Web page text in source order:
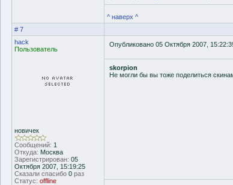
^ наверх ^
# 7
hack
Пользователь
новичек
Сообщений: 1
Откуда: Москва
Зарегистрирован: 05
Октября 2007, 15:19:25
Сказали спасибо 0раз
Статус: offline
Опубликовано 05 Октября 2007,
skorpion
Не могли бы вы тоже поделиться